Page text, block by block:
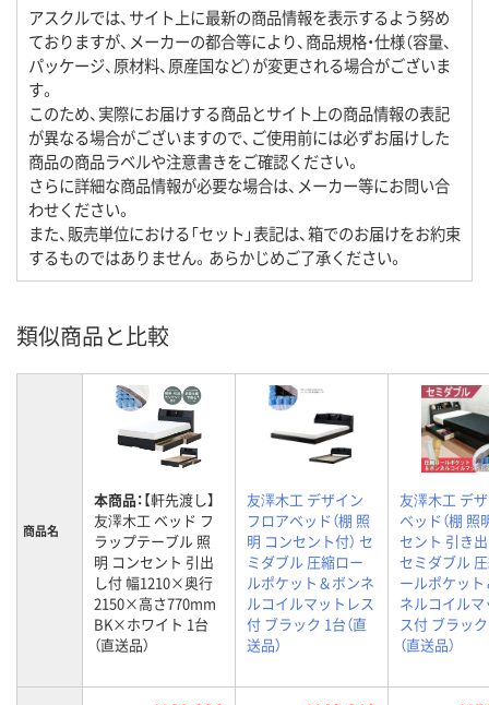
アスクルでは、サイト上に最新の商品情報を表示するよう努め
ておりますが、メーカーの都合等により、商品規格・仕様（容量、
パッケージ、原材料、原産国など）が変更される場合がございま
す。
このため、実際にお届けする商品とサイト上の商品情報の表記
が異なる場合がございますので、ご使用前には必ずお届けした
商品の商品ラベルや注意書きをご確認ください。
さらに詳細な商品情報が必要な場合は、メーカー等にお問い合
わせください。
また、販売単位における「セット」表記は、箱でのお届けをお約束
するものではありません。あらかじめご了承ください。
類似商品と比較
商品名
本商品：【軒先渡し】
友澤木工 ベッド フ
ラップテーブル 照
明 コンセント 引出
し付 幅1210×奥行
2150×高さ770mm
BK×ホワイト 1台
（直送品）
友澤木工 デザイン
フロアベッド（棚 照
明 コンセント付） セ
ミダブル 圧縮ロー
ルポケット＆ボンネ
ルコイルマットレス
付 ブラック 1台（直
送品）
友澤木工 デ
ベッド（棚 照
セント 引き出
セミダブル
ールポケッ
ネルコイル
ス付 ブラッ
（直送品）